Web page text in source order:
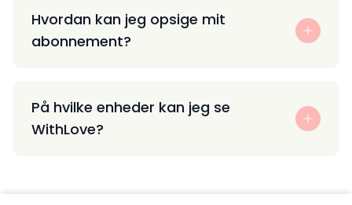
Hvordan kan jeg opsige mit
abonnement?
På hvilke enheder kan jeg se
WithLove?